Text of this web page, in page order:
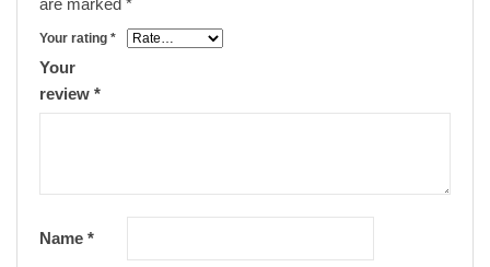
are marked *
Your rating *
Your
review *
Name *